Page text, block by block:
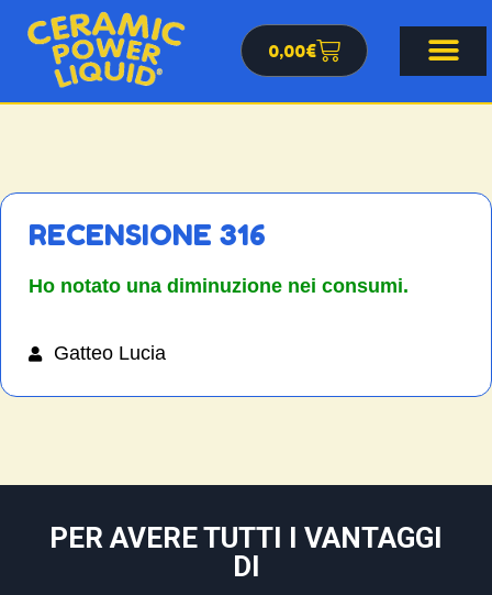
0,00€
RECENSIONE 316
Ho notato una diminuzione nei consumi.
Gatteo Lucia
PER AVERE TUTTI I VANTAGGI
DI